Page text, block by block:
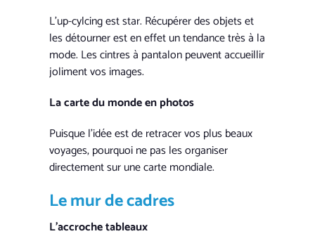
L’up-cylcing est star. Récupérer des objets et
les détourner est en effet un tendance très à la
mode. Les cintres à pantalon peuvent accueillir
joliment vos images.
La carte du monde en photos
Puisque l’idée est de retracer vos plus beaux
voyages, pourquoi ne pas les organiser
directement sur une carte mondiale.
Le mur de cadres
L’accroche tableaux